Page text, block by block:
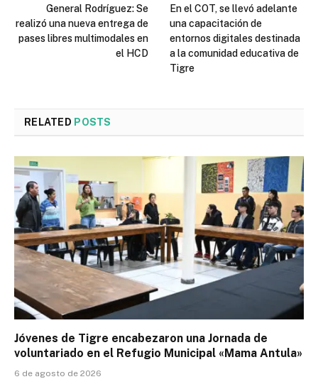
General Rodríguez: Se
realizó una nueva entrega de
pases libres multimodales en
el HCD
En el COT, se llevó adelante
una capacitación de
entornos digitales destinada
a la comunidad educativa de
Tigre
RELATED POSTS
Jóvenes de Tigre encabezaron una Jornada de
voluntariado en el Refugio Municipal «Mama Antula»
6 de agosto de 2026